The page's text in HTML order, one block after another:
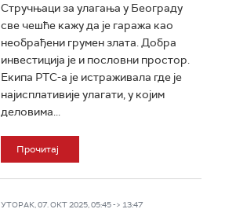
Стручњаци за улагања у Београду
све чешће кажу да је гаража као
необрађени грумен злата. Добра
инвестиција је и пословни простор.
Екипа РТС-а је истраживала где је
најисплативије улагати, у којим
деловима...
Прочитај
УТОРАК, 07. ОКТ 2025, 05:45 -> 13:47